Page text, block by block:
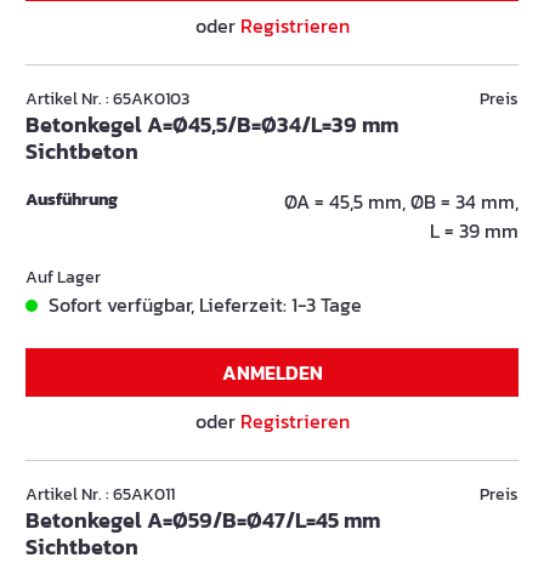
oder Registrieren
Artikel Nr. : 65AK0103
Betonkegel A=Ø45,5/B=Ø34/L=39 mm
Sichtbeton
Preis
Ausführung
ØA = 45,5 mm, ØB = 34 mm,
L = 39 mm
Auf Lager
Sofort verfügbar, Lieferzeit: 1-3 Tage
ANMELDEN
oder Registrieren
Artikel Nr. : 65AK011
Betonkegel A=Ø59/B=Ø47/L=45 mm
Sichtbeton
Preis